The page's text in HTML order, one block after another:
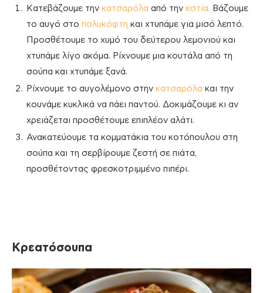
Κατεβάζουμε την κατσαρόλα από την εστία. Βάζουμε
το αυγό στο πολυκόφτη και χτυπάμε για μισό λεπτό.
Προσθέτουμε το χυμό του δεύτερου λεμονιού και
χτυπάμε λίγο ακόμα. Ρίχνουμε μια κουτάλα από τη
σούπα και χτυπάμε ξανά.
Ρίχνουμε το αυγολέμονο στην κατσαρόλα και την
κουνάμε κυκλικά να πάει παντού. Δοκιμάζουμε κι αν
χρειάζεται προσθέτουμε επιπλέον αλάτι.
Ανακατεύουμε τα κομματάκια του κοτόπουλου στη
σούπα και τη σερβίρουμε ζεστή σε πιάτα,
προσθέτοντας φρεσκοτριμμένο πιπέρι.
Κρεατόσουπα